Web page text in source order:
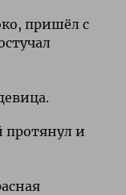
пришёл с
протянул и